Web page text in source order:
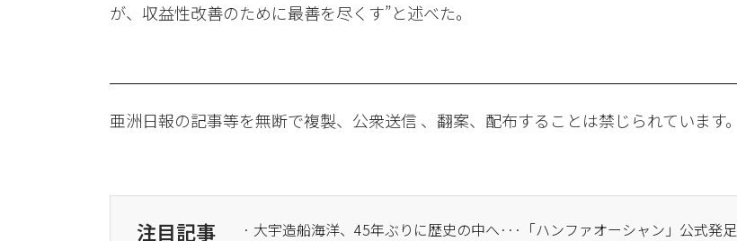
が、収益性改善のために最善を尽くす”と述べた。
亜洲日報の記事等を無断で複製、公衆送信 、翻案、配布することは禁じられています。
注目記事 · 大宇造船海洋、45年ぶりに歴史の中へ···「ハンファオーシャン」公式発足